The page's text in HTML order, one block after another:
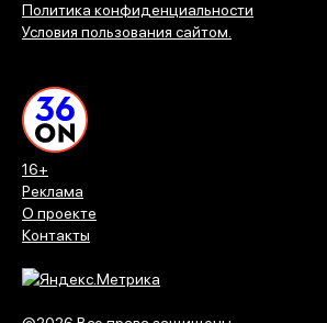
16+
Реклама
О проекте
Контакты
Политика конфиденциальности
Условия пользования сайтом.